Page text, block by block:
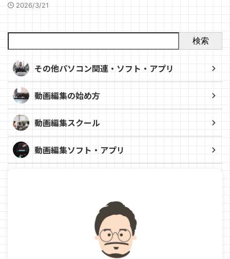
2026/3/21
検索
その他パソコン関連・ソフト・アプリ
動画編集の始め方
動画編集スクール
動画編集ソフト・アプリ